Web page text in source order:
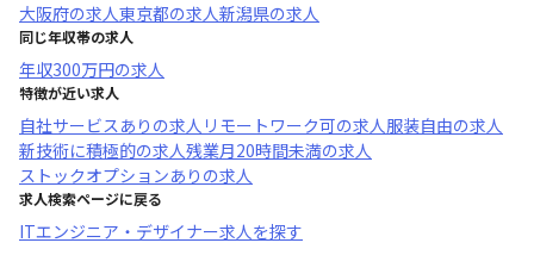
大阪府の求人東京都の求人新潟県の求人
同じ年収帯の求人
年収300万円の求人
特徴が近い求人
自社サービスあり の求人 リモートワーク可の求人服装自由の求人
新技術に積極的の求人残業月20時間未満の求人
ストックオプションあり の求人
求人検索ページに戻る
ITエンジニア・デザイナー求人を探す